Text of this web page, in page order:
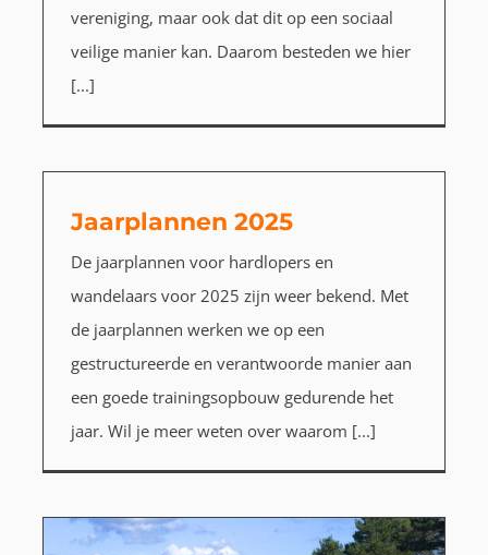
vereniging, maar ook dat dit op een sociaal
veilige manier kan. Daarom besteden we hier
[...]
Jaarplannen 2025
De jaarplannen voor hardlopers en
wandelaars voor 2025 zijn weer bekend. Met
de jaarplannen werken we op een
gestructureerde en verantwoorde manier aan
een goede trainingsopbouw gedurende het
jaar. Wil je meer weten over waarom [...]